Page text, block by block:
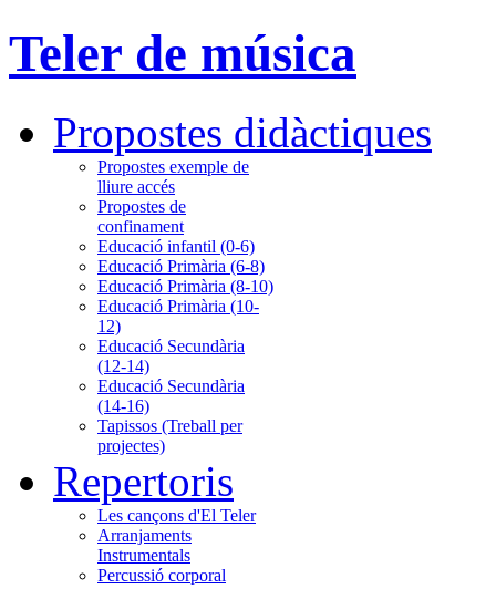
Teler de música
Propostes didàctiques
Propostes exemple de
lliure accés
Propostes de
confinament
Educació infantil (0-6)
Educació Primària (6-8)
Educació Primària (8-10)
Educació Primària (10-
12)
Educació Secundària
(12-14)
Educació Secundària
(14-16)
Tapissos (Treball per
projectes)
Repertoris
Les cançons d'El Teler
Arranjaments
Instrumentals
Percussió corporal